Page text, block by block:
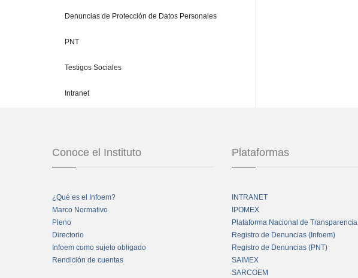
Denuncias de Protección de Datos Personales
PNT
Testigos Sociales
Intranet
Conoce el Instituto
¿Qué es el Infoem?
Marco Normativo
Pleno
Directorio
Infoem como sujeto obligado
Rendición de cuentas
Plataformas
INTRANET
IPOMEX
Plataforma Nacional de Transparencia
Registro de Denuncias (Infoem)
Registro de Denuncias (PNT)
SAIMEX
SARCOEM